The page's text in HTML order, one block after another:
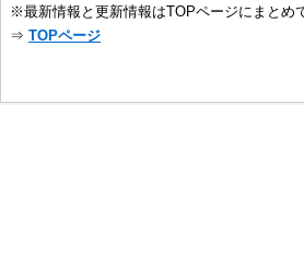
※最新情報と更新情報はTOPページにまとめ
⇒ TOPページ